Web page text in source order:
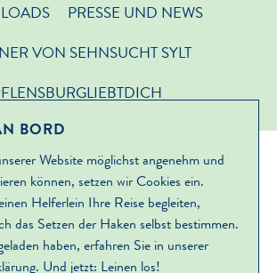
PRESSE UND NEWS
VON SEHNSUCHT SYLT
BORD
Website möglichst angenehm und
können, setzen wir Cookies ein.
Helferlein Ihre Reise begleiten,
das Setzen der Haken selbst bestimmen.
haben, erfahren Sie in unserer
. Und jetzt: Leinen los!